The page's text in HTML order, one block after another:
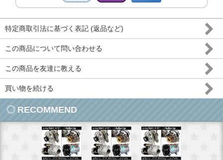
特定商取引法に基づく表記 (返品など)
この商品について問い合わせる
この商品を友達に教える
買い物を続ける
RECOMMEND